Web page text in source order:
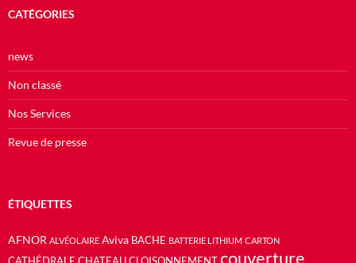
CATÉGORIES
news
Non classé
Nos Services
Revue de presse
ÉTIQUETTES
AFNOR ALVÉOLAIRE Aviva BACHE BATTERIE LITHIUM CARTON
couverture